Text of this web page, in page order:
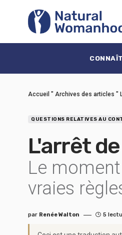
Accueil " Archives des articles "
QUESTIONS RELATIVES AU
L'arrêt
Le
vraies
par Renée Walton 5